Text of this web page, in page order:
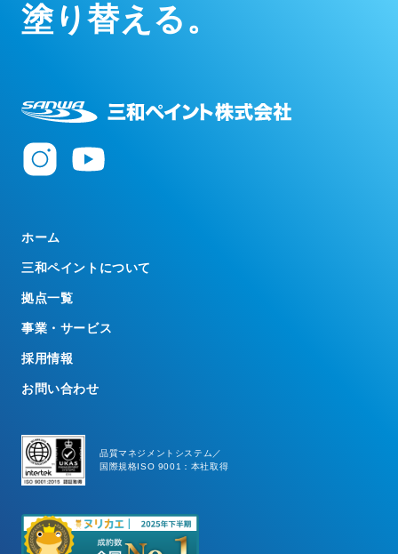
塗り替え る。
ホーム
三和ペイントについて
拠点一覧
事業・サービス
採用情報
お問い合わせ
品質マネジメントシステム／
国際規格ISO 9001：本社取得